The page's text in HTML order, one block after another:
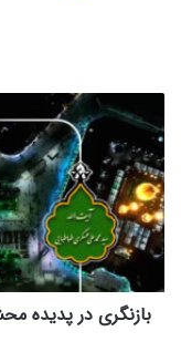
ب
ا
ز
ن
گ
ر
ی
د
ر